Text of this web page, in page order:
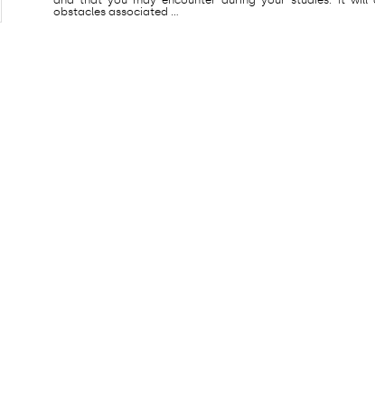
obstacles associated ...